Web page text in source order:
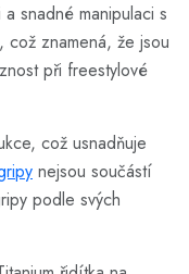
snadné manipulaci s
což znamená, že jsou
při freestylové
což usnadňuje
nejsou součástí
podle svých